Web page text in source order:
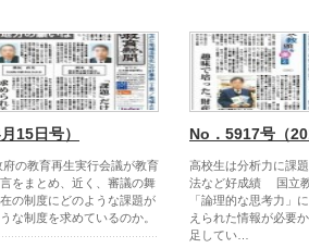
15日号）
の教育再生実行会議が教育
をまとめ、近く、審議の舞
の制度にどのような課題が
な制度を求めているのか。
No．5917号（
高校生は分析力に課
法など好成績 国立
「論理的な思考力」
えられた情報が必要
足してい…